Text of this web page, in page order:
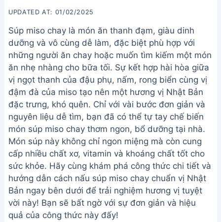
UPDATED AT: 01/02/2025
Súp miso chay là món ăn thanh đạm, giàu dinh
dưỡng và vô cùng dễ làm, đặc biệt phù hợp với
những người ăn chay hoặc muốn tìm kiếm một món
ăn nhẹ nhàng cho bữa tối. Sự kết hợp hài hòa giữa
vị ngọt thanh của đậu phụ, nấm, rong biển cùng vị
đậm đà của miso tạo nên một hương vị Nhật Bản
đặc trưng, khó quên. Chỉ với vài bước đơn giản và
nguyên liệu dễ tìm, bạn đã có thể tự tay chế biến
món súp miso chay thơm ngon, bổ dưỡng tại nhà.
Món súp này không chỉ ngon miệng mà còn cung
cấp nhiều chất xơ, vitamin và khoáng chất tốt cho
sức khỏe. Hãy cùng khám phá công thức chi tiết và
hướng dẫn cách nấu súp miso chay chuẩn vị Nhật
Bản ngay bên dưới để trải nghiệm hương vị tuyệt
vời này! Bạn sẽ bất ngờ với sự đơn giản và hiệu
quả của công thức này đấy!